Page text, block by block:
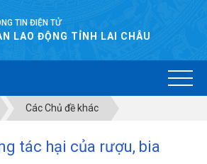
TIN ĐIỆN TỬ
LAO ĐỘNG TỈNH LAI CHÂU
Các Chủ đề khác
tác hại của rượu, bia